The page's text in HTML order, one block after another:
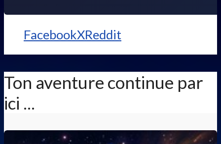
FacebookXReddit
Ton aventure continue par
ici ...